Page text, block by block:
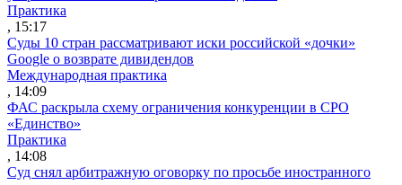
Практика
, 15:17
Суды 10 стран рассматривают иски российской «дочки»
Google о возврате дивидендов
Международная практика
, 14:09
ФАС раскрыла схему ограничения конкуренции в СРО
«Единство»
Практика
, 14:08
Суд снял арбитражную оговорку по просьбе иностранного